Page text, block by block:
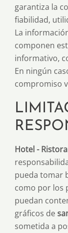
garantiza la
fiabilidad,
La
componen
informativo,
En ningún
compromiso
Hotel -
pueda tomar
como por los
puedan
gráficos de
sometida a